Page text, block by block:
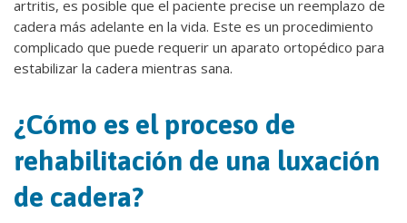
artritis, es posible que el paciente precise un reemplazo de
cadera más adelante en la vida. Este es un procedimiento
complicado que puede requerir un aparato ortopédico para
estabilizar la cadera mientras sana.
¿Cómo es el proceso de
rehabilitación de una luxación
de cadera?